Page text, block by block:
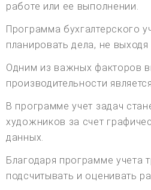
работе или ее выполнении.
Программа бухгалтерского
планировать дела, не
Одним из важных факторов
производительности
В программе учет задач
художников за счет
данных.
Благодаря программе учета
подсчитывать и оценивать